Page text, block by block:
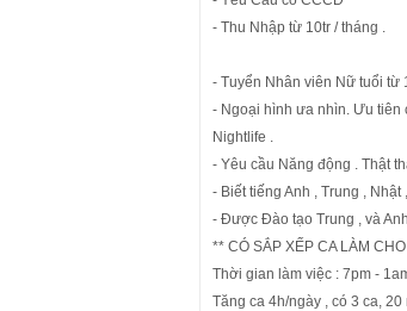
- Thu Nhập từ 10tr / tháng .
- Tuyển Nhân viên Nữ tuổi từ
- Ngoại hình ưa nhìn. Ưu tiên
Nightlife .
- Yêu cầu Năng động . Thật
- Biết tiếng Anh , Trung , Nhật
- Được Đào tạo Trung , và
** CÓ SẮP XẾP CA LÀM
Thời gian làm việc : 7pm -
Tăng ca 4h/ngày , có 3 ca, 20